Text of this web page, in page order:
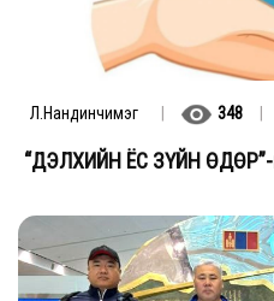
Л.Нандинчимэг 348
“ДЭЛХИЙН ЁС ЗҮЙН ӨДӨР”-